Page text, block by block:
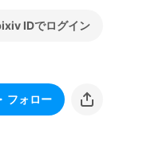
IDでログイン
フォロー